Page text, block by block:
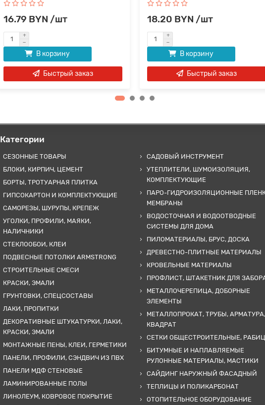
16.79 BYN /шт
В корзину
Быстрый заказ
18.20 BYN /шт
В корзину
Быстрый заказ
Категории
СЕЗОННЫЕ ТОВАРЫ
БЛОКИ, КИРПИЧ, ЦЕМЕНТ
БОРТЫ, ТРОТУАРНАЯ ПЛИТКА
ГИПСОКАРТОН И КОМПЛЕКТУЮЩИЕ
САМОРЕЗЫ, ШУРУПЫ, КРЕПЕЖ
УГОЛКИ, ПРОФИЛИ, МАЯКИ,
НАЛИЧНИКИ
СТЕКЛООБОИ, КЛЕИ
ПОДВЕСНЫЕ ПОТОЛКИ ARMSTRONG
СТРОИТЕЛЬНЫЕ СМЕСИ
КРАСКИ, ЭМАЛИ
ГРУНТОВКИ, СПЕЦСОСТАВЫ
ЛАКИ, ПРОПИТКИ
ДЕКОРАТИВНЫЕ ШТУКАТУРКИ, ЛАКИ,
КРАСКИ, ЭМАЛИ
МОНТАЖНЫЕ ПЕНЫ, КЛЕИ, ГЕРМЕТИКИ
ПАНЕЛИ, ПРОФИЛИ, СЭНДВИЧ ИЗ ПВХ
ПАНЕЛИ МДФ СТЕНОВЫЕ
ЛАМИНИРОВАННЫЕ ПОЛЫ
ЛИНОЛЕУМ, КОВРОВОЕ ПОКРЫТИЕ
САДОВЫЙ ИНСТРУМЕНТ
УТЕПЛИТЕЛИ, ШУМОИЗОЛЯЦИЯ,
КОМПЛЕКТУЮЩИЕ
ПАРО-ГИДРОИЗОЛЯЦИОННЫЕ
МЕМБРАНЫ
ВОДОСТОЧНАЯ И ВОДООТВОДНЫЕ
СИСТЕМЫ ДЛЯ ДОМА
ПИЛОМАТЕРИАЛЫ, БРУС, ДОСКА
ДРЕВЕСТНО-ПЛИТНЫЕ МАТЕРИАЛЫ
КРОВЕЛЬНЫЕ МАТЕРИАЛЫ
ПРОФЛИСТ, ШТАКЕТНИК ДЛЯ
МЕТАЛЛОЧЕРЕПИЦА, ДОБОРНЫЕ
ЭЛЕМЕНТЫ
МЕТАЛЛОПРОКАТ, ТРУБЫ, АРМАТУРА,
КВАДРАТ
СЕТКИ ОБЩЕСТРОИТЕЛЬНЫЕ,
БИТУМНЫЕ И НАПЛАВЛЯЕМЫЕ
РУЛОННЫЕ МАТЕРИАЛЫ, МАСТИКИ
САЙДИНГ НАРУЖНЫЙ ФАСАДНЫЙ
ТЕПЛИЦЫ И ПОЛИКАРБОНАТ
ОТОПИТЕЛЬНОЕ ОБОРУДОВАНИЕ